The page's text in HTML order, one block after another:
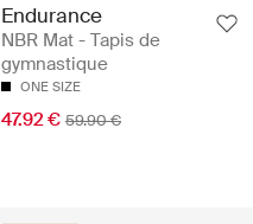
Endurance
NBR Mat - Tapis de
gymnastique
ONE SIZE
47.92 € 59.90 €